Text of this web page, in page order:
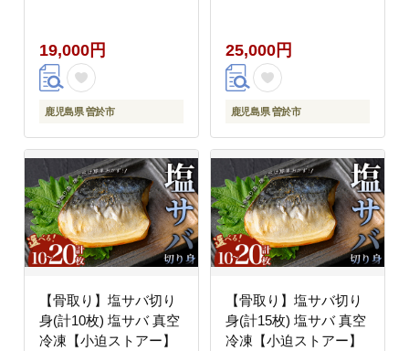
19,000円
鹿児島県 曽於市
25,000円
鹿児島県 曽於市
【骨取り】塩サバ切り
身(計10枚) 塩サバ 真空
冷凍【小迫ストアー】
【骨取り】塩サバ切り
身(計15枚) 塩サバ 真空
冷凍【小迫ストアー】